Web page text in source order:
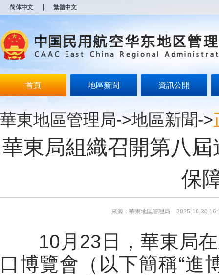
简体中文 繁體中文
首頁 地區新聞 資訊公開
華東地區管理局->地區新聞->
華東局組織召開第八
保
來源：華東地區管理局 2025-10-30
10月23日，華東局在
口博覽會（以下簡稱“進
开
无
障
说
明
Alt
加
浪
键
模